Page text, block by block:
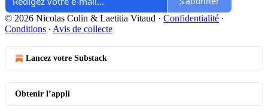
© 2026 Nicolas Colin & Laetitia Vitaud · Confidentialité ∙
Conditions ∙ Avis de collecte
Lancez votre Substack
Obtenir l’appli